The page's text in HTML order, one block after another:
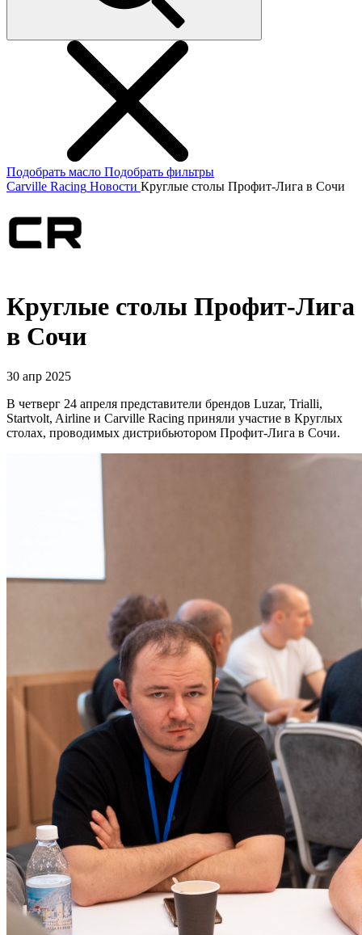
Подобрать масло Подобрать фильтры
Carville Racing Новости Круглые столы Профит-Лига в Сочи
Круглые столы Профит-Лига
в Сочи
30 апр 2025
В четверг 24 апреля представители брендов Luzar, Trialli,
Startvolt, Airline и Carville Racing приняли участие в Круглых
столах, проводимых дистрибьютором Профит-Лига в Сочи.